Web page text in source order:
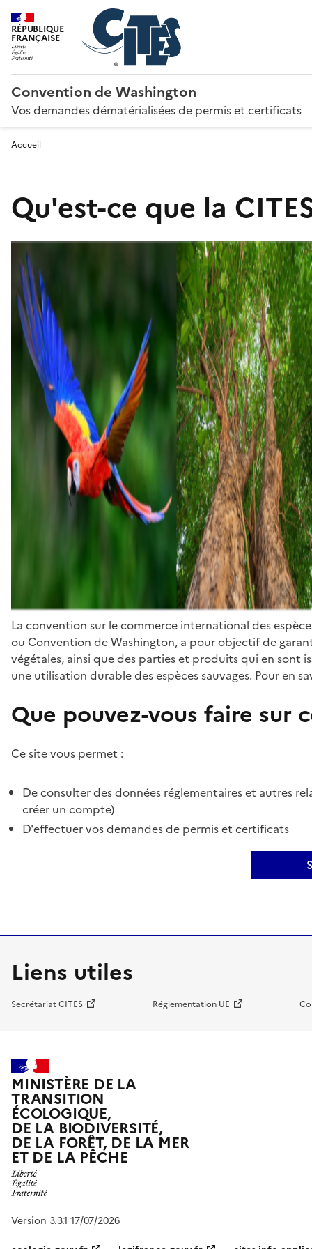
RÉPUBLIQUE
FRANÇAISE
Convention de Washington
Vos demandes dématérialisées de permis et certificats
Accueil
Qu'est-ce que la
La convention sur le commerce international des
ou Convention de Washington, a pour objectif de
végétales, ainsi que des parties et produits qui en sont
une utilisation durable des espèces sauvages. Pour en
Que pouvez-vous faire sur
Ce site vous permet :
De consulter des données réglementaires et autres
créer un compte)
D'effectuer vos demandes de permis et certificats
Liens utiles
Secrétariat CITES Réglementation UE
MINISTÈRE DE LA
TRANSITION
ÉCOLOGIQUE,
DE LA BIODIVERSITÉ,
DE LA FORÊT, DE LA MER
ET DE LA PÊCHE
Version 3.3.1 17/07/2026